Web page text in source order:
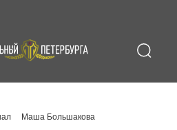
Маша Большакова